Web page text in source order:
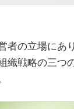
者の立場にあ
織戦略の三つ